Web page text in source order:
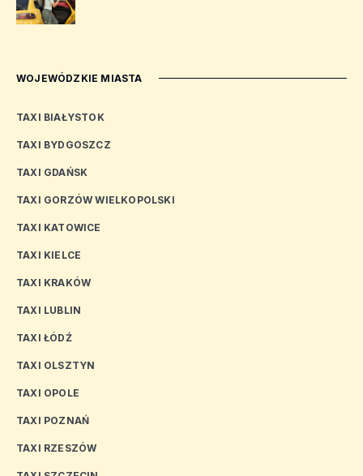
WOJEWÓDZKIE MIASTA
TAXI BIAŁYSTOK
TAXI BYDGOSZCZ
TAXI GDAŃSK
TAXI GORZÓW WIELKOPOLSKI
TAXI KATOWICE
TAXI KIELCE
TAXI KRAKÓW
TAXI LUBLIN
TAXI ŁÓDŹ
TAXI OLSZTYN
TAXI OPOLE
TAXI POZNAŃ
TAXI RZESZÓW